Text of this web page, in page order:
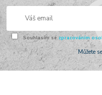
Souhlasím se zpracováním
Můžete